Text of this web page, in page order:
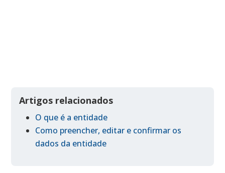
Artigos relacionados
O que é a entidade
Como preencher, editar e confirmar os
dados da entidade